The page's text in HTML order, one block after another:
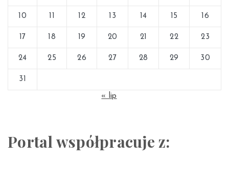
10 11 12 13 14 15 16
17 18 19 20 21 22 23
24 25 26 27 28 29 30
31
« lip
Portal współpracuje z: